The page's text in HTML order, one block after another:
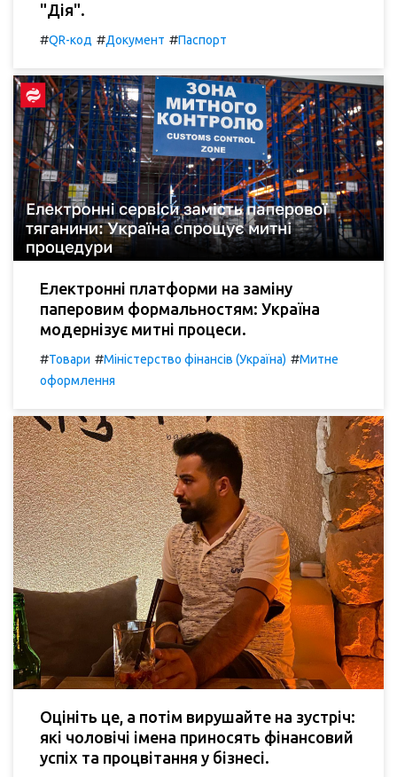
"Дія".
#QR-код #Документ #Паспорт
Електронні платформи на заміну
паперовим формальностям: Україна
модернізує митні процеси.
#Товари #Міністерство фінансів (Україна) #Митне
оформлення
Оцініть це, а потім вирушайте на зустріч:
які чоловічі імена приносять фінансовий
успіх та процвітання у бізнесі.